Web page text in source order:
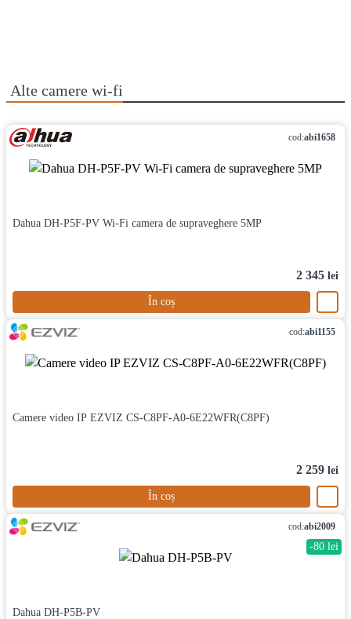
Alte camere wi-fi
cod:abi1658
Dahua DH-P5F-PV Wi-Fi camera de supraveghere 5MP
2 345 lei
În coș
cod:abi1155
Camere video IP EZVIZ CS-C8PF-A0-6E22WFR(C8PF)
2 259 lei
În coș
cod:abi2009
-80 lei
Dahua DH-P5B-PV